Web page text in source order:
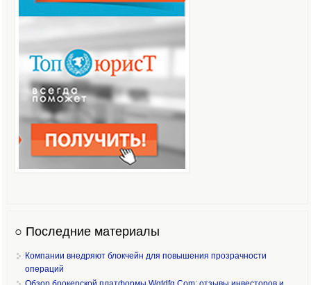
○ Последние материалы
Компании внедряют блокчейн для повышения прозрачности
операций